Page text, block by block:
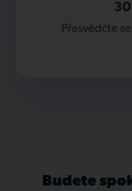
Přesvědčte
Budete